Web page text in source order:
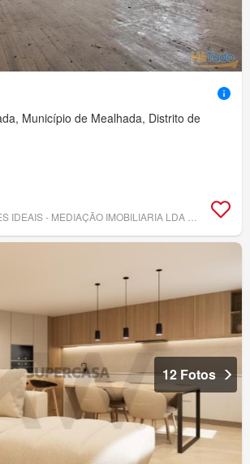
Município de Mealhada, Distrito de
12 Fotos